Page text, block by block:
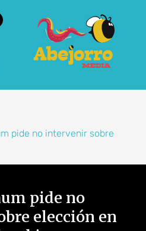
pide no intervenir sobre
pide no
elección en